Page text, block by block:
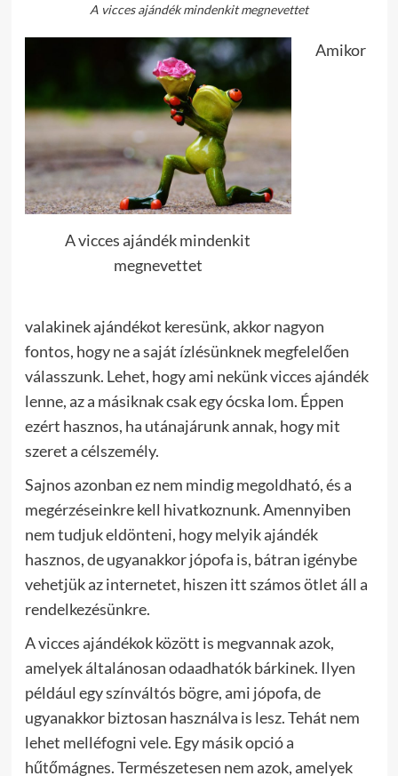
A vicces ajándék mindenkit megnevettet
A vicces ajándék mindenkit
megnevettet
Amikor
valakinek ajándékot keresünk, akkor nagyon
fontos, hogy ne a saját ízlésünknek megfelelően
válasszunk. Lehet, hogy ami nekünk vicces ajándék
lenne, az a másiknak csak egy ócska lom. Éppen
ezért hasznos, ha utánajárunk annak, hogy mit
szeret a célszemély.
Sajnos azonban ez nem mindig megoldható, és a
megérzéseinkre kell hivatkoznunk. Amennyiben
nem tudjuk eldönteni, hogy melyik ajándék
hasznos, de ugyanakkor jópofa is, bátran igénybe
vehetjük az internetet, hiszen itt számos ötlet áll a
rendelkezésünkre.
A vicces ajándékok között is megvannak azok,
amelyek általánosan odaadhatók bárkinek. Ilyen
például egy színváltós bögre, ami jópofa, de
ugyanakkor biztosan használva is lesz. Tehát nem
lehet melléfogni vele. Egy másik opció a
hűtőmágnes. Természetesen nem azok, amelyek